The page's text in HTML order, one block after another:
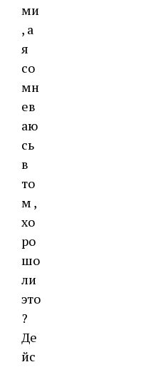
ми
, а
я
со
мн
ев
аю
сь
в
то
м ,
хо
ро
шо
ли
это
?
Де
йс